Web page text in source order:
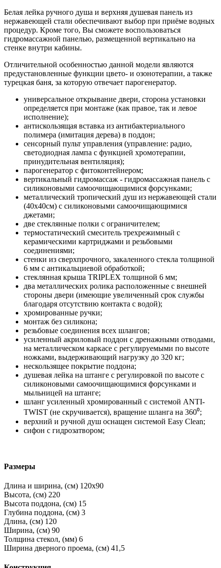
Белая лейка ручного душа и верхняя душевая панель из
нержавеющей стали обеспечивают выбор при приёме водных
процедур. Кроме того, Вы сможете воспользоваться
гидромассажной панелью, размещенной вертикально на
стенке внутри кабины.
Отличительной особенностью данной модели являются
предустановленные функции цвето- и озонотерапии, а также
турецкая баня, за которую отвечает парогенератор.
универсальное открывание двери, сторона установки
определяется при монтаже (как правое, так и левое
исполнение);
антискользящая вставка из антибактериального
полимера (имитация дерева) в поддон;
сенсорный пульт управления (управление: радио,
светодиодная лампа с функцией хромотерапии,
принудительная вентиляция);
парогенератор с фитоконтейнером;
вертикальный гидромассаж - гидромассажная панель с
силиконовыми самоочищающимися форсунками;
металлический тропический душ из нержавеющей стали
(40x40см) с силиконовыми самоочищающимися
джетами;
две стеклянные полки с ограничителем;
термостатический смеситель трехрежимный с
керамическими картриджами и резьбовыми
соединениями;
стенки из сверхпрочного, закаленного стекла толщиной
6 мм с антикальциевой обработкой;
стеклянная крыша TRIPLEX толщиной 6 мм;
два металлических ролика расположенные с внешней
стороны двери (имеющие увеличенный срок службы
благодаря отсутствию контакта с водой);
хромированные ручки;
монтаж без силикона;
резьбовые соединения всех шлангов;
усиленный акриловый поддон с дренажными отводами,
на металлическом каркасе с регулируемыми по высоте
ножками, выдерживающий нагрузку до 320 кг;
нескользящее покрытие поддона;
душевая лейка на штанге с регулировкой по высоте с
силиконовыми самоочищающимися форсунками и
мыльницей на штанге;
шланг усиленный хромированный с системой ANTI-
TWIST (не скручивается), вращение шланга на 360⁰;
верхний и ручной душ оснащен системой Easy Clean;
сифон с гидрозатвором;
Размеры
Длина и ширина, (см) 120x90
Высота, (см) 220
Высота поддона, (см) 15
Глубина поддона, (см) 3
Длина, (см) 120
Ширина, (см) 90
Толщина стекол, (мм) 6
Ширина дверного проема, (см) 41,5